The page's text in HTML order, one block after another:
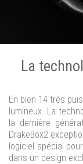
La
En bien 14 très
lumineux. La
la dernière
DrakeBox2
logiciel spécial
dans un design